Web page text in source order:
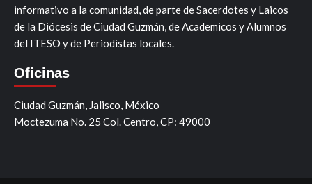
informativo a la comunidad, de parte de Sacerdotes y Laicos
de la Diócesis de Ciudad Guzmán, de Academicos y Alumnos
del ITESO y de Periodistas locales.
Oficinas
Ciudad Guzmán, Jalisco, México
Moctezuma No. 25 Col. Centro, CP: 49000